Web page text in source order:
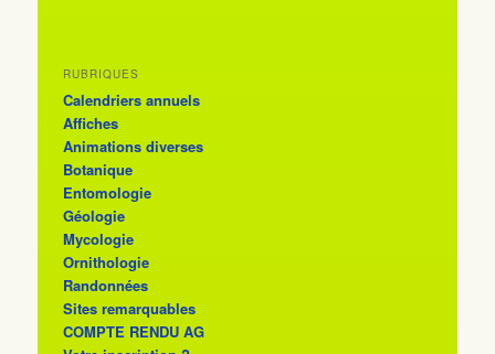
RUBRIQUES
Calendriers annuels
Affiches
Animations diverses
Botanique
Entomologie
Géologie
Mycologie
Ornithologie
Randonnées
Sites remarquables
COMPTE RENDU AG